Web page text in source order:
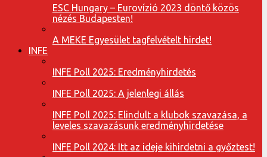
ESC Hungary – Eurovízió 2023 döntő közös
nézés Budapesten!
A MEKE Egyesület tagfelvételt hirdet!
INFE
INFE Poll 2025: Eredményhirdetés
INFE Poll 2025: A jelenlegi állás
INFE Poll 2025: Elindult a klubok szavazása, a
leveles szavazásunk eredményhirdetése
INFE Poll 2024: Itt az ideje kihirdetni a győztest!